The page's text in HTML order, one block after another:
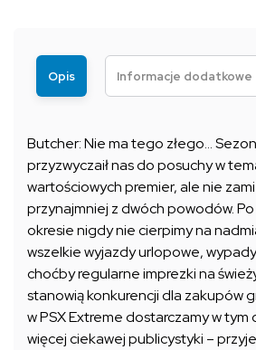
Opis Informacje dodatkowe
Butcher: Nie ma tego złego…
przyzwyczaił nas do posuchy w
wartościowych premier, ale nie
przynajmniej z dwóch powodów.
okresie nigdy nie cierpimy na
wszelkie wyjazdy urlopowe,
choćby regularne imprezki na
stanowią konkurencji dla zakupów
w PSX Extreme dostarczamy w tym
więcej ciekawej publicystyki –